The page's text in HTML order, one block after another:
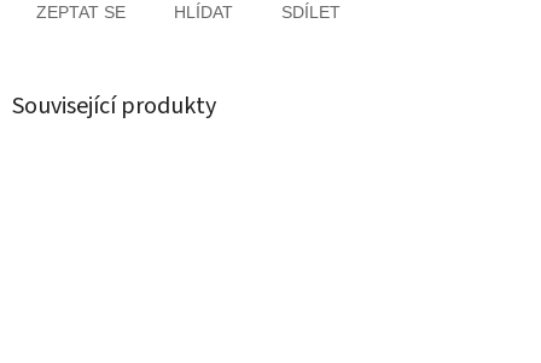
ZEPTAT SE HLÍDAT SDÍLET
Související produkty